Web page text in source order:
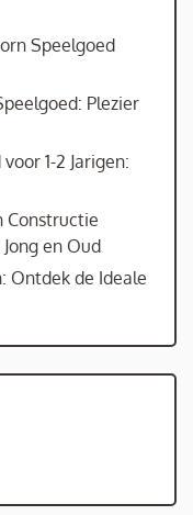
Speelgoed
Plezier
1-2 Jarigen:
Constructie
en Oud
Ontdek de Ideale